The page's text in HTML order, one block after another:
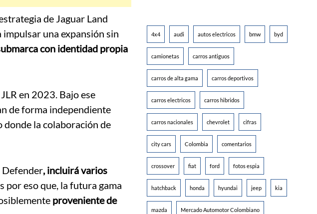
de Jaguar Land
una expansión sin
con identidad propia
en 2023. Bajo ese
de forma independiente
donde la colaboración de
Defender, incluirá varios
por eso que, la futura gama
proveniente de
4x4 audi autos electricos bmw byd
camionetas carros antiguos
carros de alta gama carros deportivos
carros electricos carros hibridos
carros nacionales chevrolet cifras
city cars Colombia comentarios
crossover fiat ford fotos espia
hatchback honda hyundai jeep kia
mazda Mercado Automotor Colombiano